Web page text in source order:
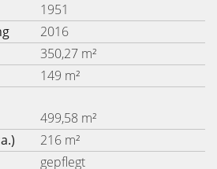
1951
2016
350,27 m²
149 m²
499,58 m²
216 m²
gepflegt